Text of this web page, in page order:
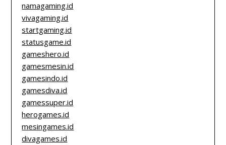
namagaming.id
vivagaming.id
startgaming.id
statusgame.id
gameshero.id
gamesmesin.id
gamesindo.id
gamesdiva.id
gamessuper.id
herogames.id
mesingames.id
divagames.id